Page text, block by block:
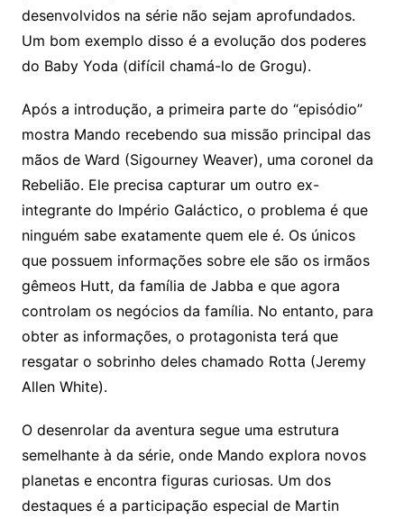
desenvolvidos na série não sejam aprofundados.
Um bom exemplo disso é a evolução dos poderes
do Baby Yoda (difícil chamá-lo de Grogu).
Após a introdução, a primeira parte do “episódio”
mostra Mando recebendo sua missão principal das
mãos de Ward (Sigourney Weaver), uma coronel da
Rebelião. Ele precisa capturar um outro ex-
integrante do Império Galáctico, o problema é que
ninguém sabe exatamente quem ele é. Os únicos
que possuem informações sobre ele são os irmãos
gêmeos Hutt, da família de Jabba e que agora
controlam os negócios da família. No entanto, para
obter as informações, o protagonista terá que
resgatar o sobrinho deles chamado Rotta (Jeremy
Allen White).
O desenrolar da aventura segue uma estrutura
semelhante à da série, onde Mando explora novos
planetas e encontra figuras curiosas. Um dos
destaques é a participação especial de Martin